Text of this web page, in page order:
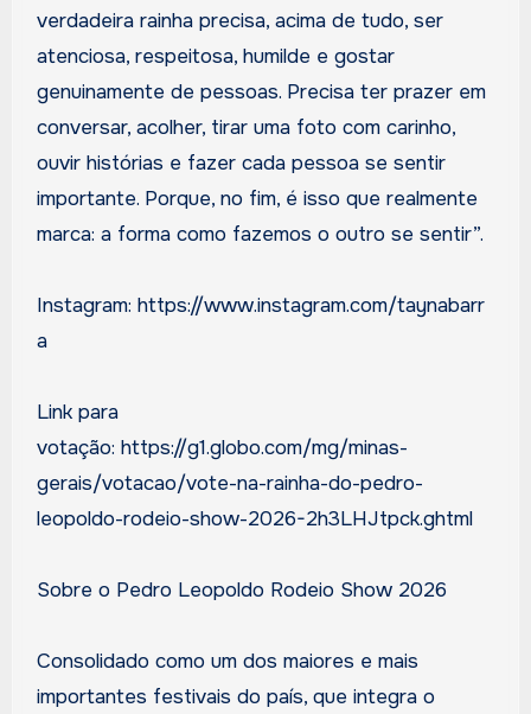
verdadeira rainha precisa, acima de tudo, ser
atenciosa, respeitosa, humilde e gostar
genuinamente de pessoas. Precisa ter prazer em
conversar, acolher, tirar uma foto com carinho,
ouvir histórias e fazer cada pessoa se sentir
importante. Porque, no fim, é isso que realmente
marca: a forma como fazemos o outro se sentir”.
Instagram: https://www.instagram.com/taynabarr
a
Link para
votação: https://g1.globo.com/mg/minas-
gerais/votacao/vote-na-rainha-do-pedro-
leopoldo-rodeio-show-2026-2h3LHJtpck.ghtml
Sobre o Pedro Leopoldo Rodeio Show 2026
Consolidado como um dos maiores e mais
importantes festivais do país, que integra o